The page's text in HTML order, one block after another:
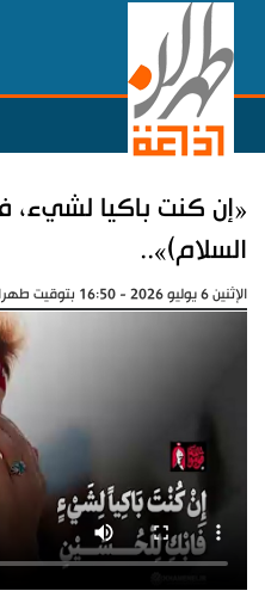
«إن كنت باكيا لشيء،
السلام)»..
الإثنين 6 يوليو 2026 - 16:50 بتوقيت طهران